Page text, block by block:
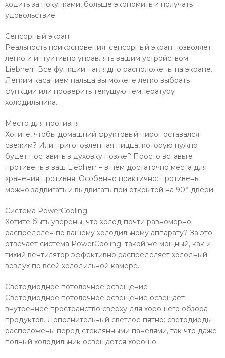
ходить за покупками, больше экономить и получать
удовольствие.
Сенсорный экран
Реальность прикосновения: сенсорный экран позволяет
легко и интуитивно управлять вашим устройством
Liebherr. Все функции наглядно расположены на экране.
Легким касанием пальца вы можете легко выбрать
функции или проверить текущую температуру
холодильника.
Место для противня
Хотите, чтобы домашний фруктовый пирог оставался
свежим? Или приготовленная пицца, которую нужно
будет поставить в духовку позже? Просто вставьте
противень в ваш Liebherr – в нём достаточно места для
хранения противня. Особенно практично: противень
можно задвигать и выдвигать при открытой на 90° двери.
Система PowerCooling
Хотите быть уверены, что холод почти равномерно
распределён по вашему холодильному аппарату? За это
отвечает система PowerCooling: такой же мощный, как и
тихий вентилятор эффективно распределяет холодный
воздух по всей холодильной камере.
Светодиодное потолочное освещение
Светодиодное потолочное освещение освещает
внутреннее пространство сверху для хорошего обзора
продуктов. Дополнительный светлое пятно: светодиоды
расположены перед стеклянными панелями, так что даже
полный холодильник освещается хорошо.